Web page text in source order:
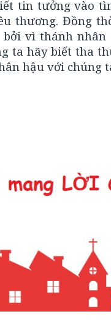
tin tưởng vào
thương. Đồng
vì thánh
ta hãy biết tha
hậu với chúng